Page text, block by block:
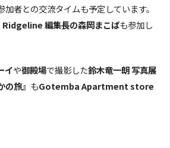
者との交流タイムも予定しています。
Ridgeline 編集長の森岡まこぱも参加し
イや御殿場で撮影した鈴木竜一朗 写真展
の旅』 もGotemba Apartment store